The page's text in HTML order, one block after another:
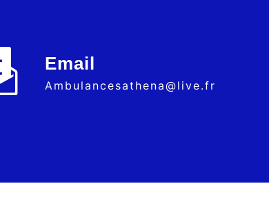
Email
ambulancesathena@live.fr